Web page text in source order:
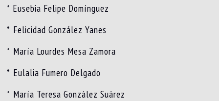
* Eusebia Felipe Domínguez
* ⁠Felicidad González Yanes
* ⁠María Lourdes Mesa Zamora
* ⁠Eulalia Fumero Delgado
* ⁠María Teresa González Suárez